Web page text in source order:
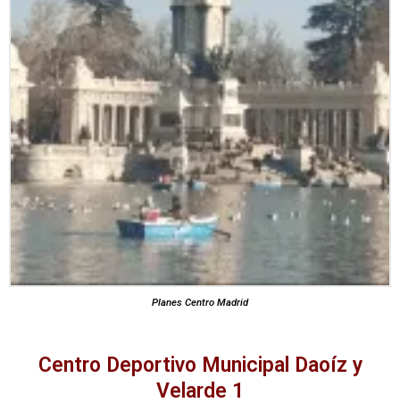
Planes Centro Madrid
Centro Deportivo Municipal Daoíz y
Velarde 1